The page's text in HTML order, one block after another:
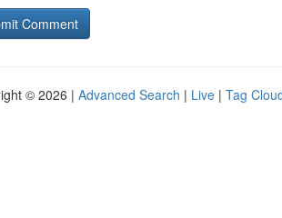
© 2026 | Advanced Search | Live | Tag